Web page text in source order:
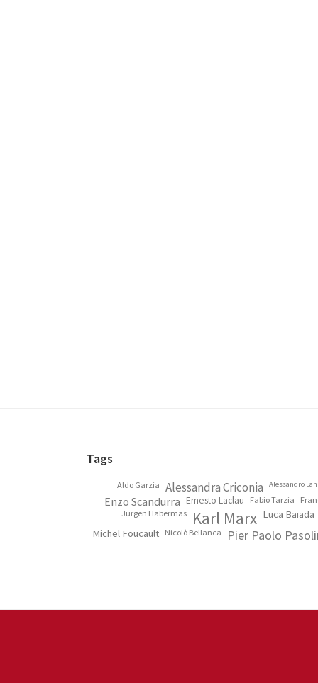
Tags
Aldo Garzia Alessandra Criconia Alessandro
Enzo Scandurra Ernesto Laclau Fabio Tarzia
Jürgen Habermas Karl Marx Luca Baiada
Michel Foucault Nicolò Bellanca Pier Paolo